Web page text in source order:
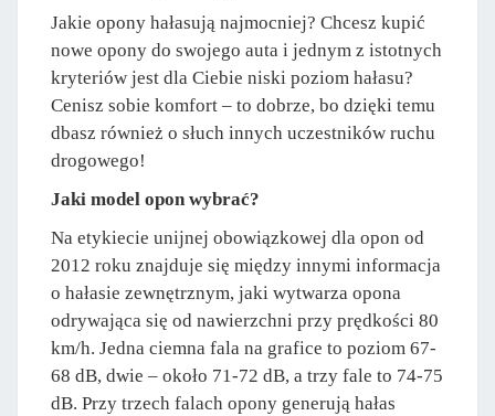
Jakie opony hałasują najmocniej? Chcesz kupić
nowe opony do swojego auta i jednym z istotnych
kryteriów jest dla Ciebie niski poziom hałasu?
Cenisz sobie komfort – to dobrze, bo dzięki temu
dbasz również o słuch innych uczestników ruchu
drogowego!
Jaki model opon wybrać?
Na etykiecie unijnej obowiązkowej dla opon od
2012 roku znajduje się między innymi informacja
o hałasie zewnętrznym, jaki wytwarza opona
odrywająca się od nawierzchni przy prędkości 80
km/h. Jedna ciemna fala na grafice to poziom 67-
68 dB, dwie – około 71-72 dB, a trzy fale to 74-75
dB. Przy trzech falach opony generują hałas